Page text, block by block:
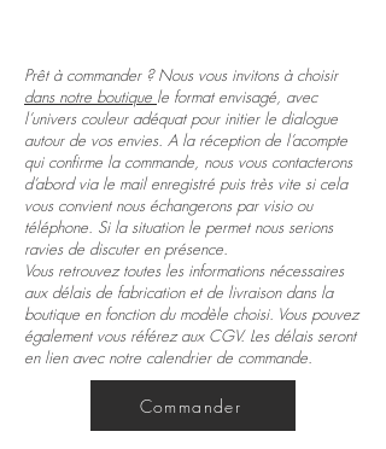
Prêt à commander ? Nous vous invitons à choisir
dans notre boutique le format envisagé, avec
l’univers couleur adéquat pour initier le dialogue
autour de vos envies. A la réception de l’acompte
qui confirme la commande, nous vous contacterons
d’abord via le mail enregistré puis très vite si cela
vous convient nous échangerons par visio ou
téléphone. Si la situation le permet nous serions
ravies de discuter en présence.
Vous retrouvez toutes les informations nécessaires
aux délais de fabrication et de livraison dans la
boutique en fonction du modèle choisi. Vous pouvez
également vous référez aux CGV. Les délais seront
en lien avec notre calendrier de commande.
Commander